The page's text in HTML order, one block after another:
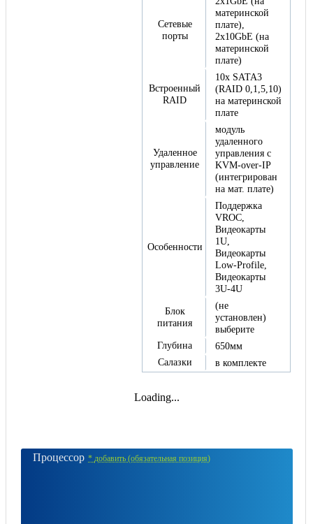
Сетевые
порты
материнской
плате),
2x10GbE (на
материнской
плате)
Встроенный
RAID
10x SATA3
(RAID 0,1,5,10)
на материнской
плате
Удаленное
управление
модуль
удаленного
управления с
KVM-over-IP
(интегрирован
на мат. плате)
Особенности
Поддержка
VROC,
Видеокарты
1U,
Видеокарты
Low-Profile,
Видеокарты
3U-4U
Блок
питания
(не
установлен)
выберите
Глубина
650мм
Салазки
в комплекте
Loading...
Процессор * добавить (обязательная позиция)